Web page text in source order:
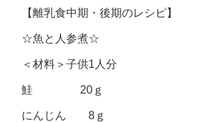
【離乳食中期・後期のレシピ】
☆魚と人参煮☆
＜材料＞子供1人分
鮭 20ｇ
にんじん 8ｇ